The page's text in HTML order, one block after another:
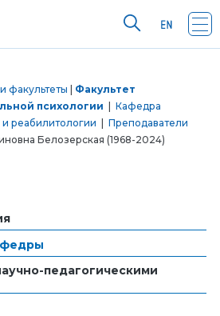
факультеты
Факультет
психологии
Кафедра
реабилитологии
Преподаватели
Белозерская (1968-2024)
педагогическими